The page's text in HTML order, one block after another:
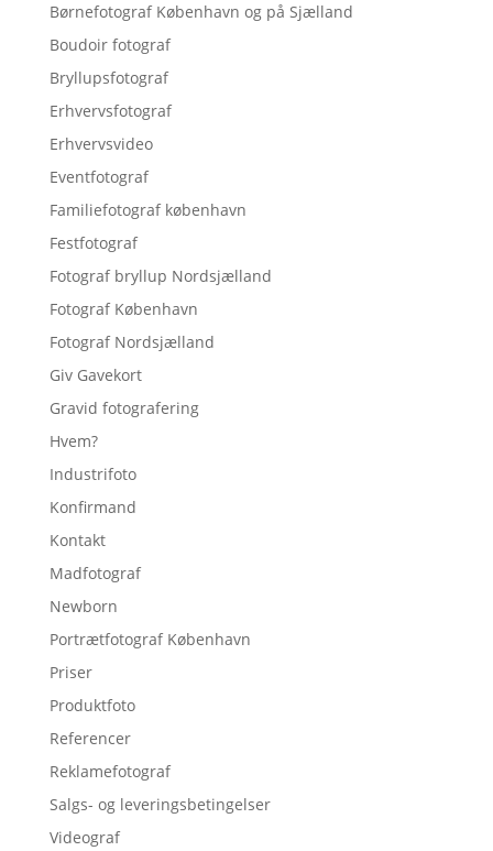
Børnefotograf København og på Sjælland
Boudoir fotograf
Bryllupsfotograf
Erhvervsfotograf
Erhvervsvideo
Eventfotograf
Familiefotograf københavn
Festfotograf
Fotograf bryllup Nordsjælland
Fotograf København
Fotograf Nordsjælland
Giv Gavekort
Gravid fotografering
Hvem?
Industrifoto
Konfirmand
Kontakt
Madfotograf
Newborn
Portrætfotograf København
Priser
Produktfoto
Referencer
Reklamefotograf
Salgs- og leveringsbetingelser
Videograf